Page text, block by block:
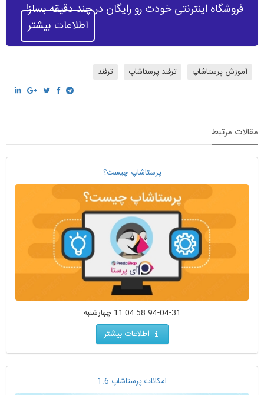
فروشگاه اینترنتی خودت رو رایگان در چند دقیقه بساز!
اطلاعات بیشتر
آموزش پرستاشاپ ترفند پرستاشاپ ترفند
مقالات مرتبط
پرستاشاپ چیست؟
94-04-31 11:04:58 چهارشنبه
اطلاعات بیشتر
امکانات پرستاشاپ 1.6